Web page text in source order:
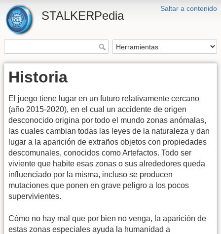
Saltar a contenido
STALKERPedia
Historia
El juego tiene lugar en un futuro relativamente cercano
(año 2015-2020), en el cual un accidente de origen
desconocido origina por todo el mundo zonas anómalas,
las cuales cambian todas las leyes de la naturaleza y dan
lugar a la aparición de extraños objetos con propiedades
descomunales, conocidos como Artefactos. Todo ser
viviente que habite esas zonas o sus alrededores queda
influenciado por la misma, incluso se producen
mutaciones que ponen en grave peligro a los pocos
supervivientes.
Cómo no hay mal que por bien no venga, la aparición de
estas zonas especiales ayuda la humanidad a